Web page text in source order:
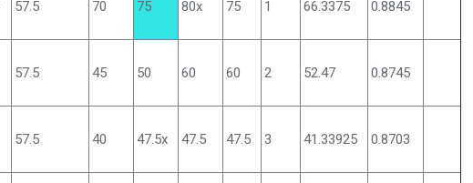
57.5 70 75 80x 75 1 66.3375 0.8845
57.5 45 50 60 60 2 52.47 0.8745
57.5 40 47.5x 47.5 47.5 3 41.33925 0.8703